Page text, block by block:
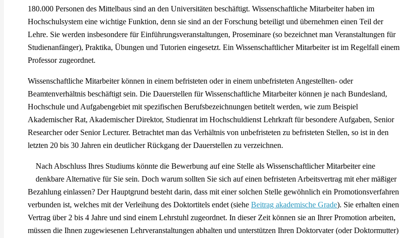
180.000 Personen des Mittelbaus sind an den Universitäten beschäftigt. Wissenschaftliche Mitarbeiter haben im
Hochschulsystem eine wichtige Funktion, denn sie sind an der Forschung beteiligt und übernehmen einen Teil der
Lehre. Sie werden insbesondere für Einführungsveranstaltungen, Proseminare (so bezeichnet man Veranstaltungen für
Studienanfänger), Praktika, Übungen und Tutorien eingesetzt. Ein Wissenschaftlicher Mitarbeiter ist im Regelfall einem
Professor zugeordnet.
Wissenschaftliche Mitarbeiter können in einem befristeten oder in einem unbefristeten Angestellten- oder
Beamtenverhältnis beschäftigt sein. Die Dauerstellen für Wissenschaftliche Mitarbeiter können je nach Bundesland,
Hochschule und Aufgabengebiet mit spezifischen Berufsbezeichnungen betitelt werden, wie zum Beispiel
Akademischer Rat, Akademischer Direktor, Studienrat im Hochschuldienst Lehrkraft für besondere Aufgaben, Senior
Researcher oder Senior Lecturer. Betrachtet man das Verhältnis von unbefristeten zu befristeten Stellen, so ist in den
letzten 20 bis 30 Jahren ein deutlicher Rückgang der Dauerstellen zu verzeichnen.
Nach Abschluss Ihres Studiums könnte die Bewerbung auf eine Stelle als Wissenschaftlicher Mitarbeiter eine
denkbare Alternative für Sie sein. Doch warum sollten Sie sich auf einen befristeten Arbeitsvertrag mit eher mäßiger
Bezahlung einlassen? Der Hauptgrund besteht darin, dass mit einer solchen Stelle gewöhnlich ein Promotionsverfahren
verbunden ist, welches mit der Verleihung des Doktortitels endet (siehe Beitrag akademische Grade). Sie erhalten einen
Vertrag über 2 bis 4 Jahre und sind einem Lehrstuhl zugeordnet. In dieser Zeit können sie an Ihrer Promotion arbeiten,
müssen die Ihnen zugewiesenen Lehrveranstaltungen abhalten und unterstützen Ihren Doktorvater (oder Doktormutter)